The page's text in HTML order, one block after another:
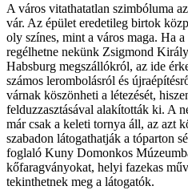
A város vitathatatlan szimbóluma
vár. Az épület eredetileg birtok
oly színes, mint a város maga. Ha
regélhetne nekünk Zsigmond
Habsburg megszállókról, az ide
számos lerombolásról és
várnak köszönheti a létezését,
felduzzasztásával alakították ki. A
már csak a keleti tornya áll, az azt
szabadon látogathatják a tóparton
foglaló Kuny Domonkos
kőfaragványokat, helyi fazekas
tekinthetnek meg a látogatók.